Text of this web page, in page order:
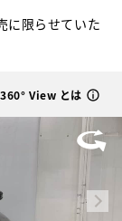
に限らせていた
360° View とは